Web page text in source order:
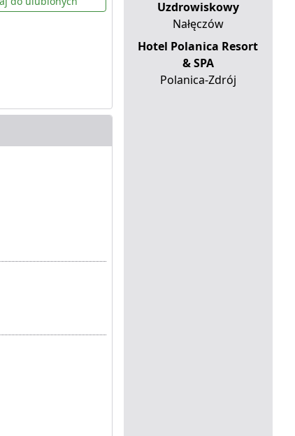
Uzdrowiskowy
Nałęczów
Hotel Polanica Resort
& SPA
Polanica-Zdrój